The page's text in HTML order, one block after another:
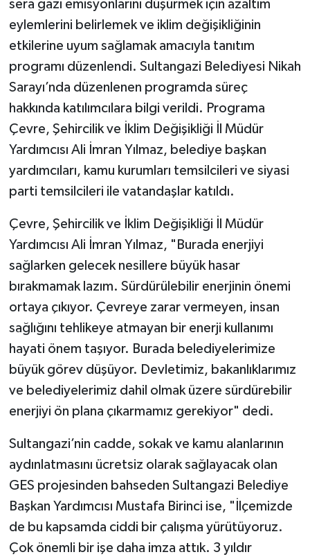
sera gazı emisyonlarını düşürmek için azaltım
eylemlerini belirlemek ve iklim değişikliğinin
etkilerine uyum sağlamak amacıyla tanıtım
programı düzenlendi. Sultangazi Belediyesi Nikah
Sarayı’nda düzenlenen programda süreç
hakkında katılımcılara bilgi verildi. Programa
Çevre, Şehircilik ve İklim Değişikliği İl Müdür
Yardımcısı Ali İmran Yılmaz, belediye başkan
yardımcıları, kamu kurumları temsilcileri ve siyasi
parti temsilcileri ile vatandaşlar katıldı.
Çevre, Şehircilik ve İklim Değişikliği İl Müdür
Yardımcısı Ali İmran Yılmaz, "Burada enerjiyi
sağlarken gelecek nesillere büyük hasar
bırakmamak lazım. Sürdürülebilir enerjinin önemi
ortaya çıkıyor. Çevreye zarar vermeyen, insan
sağlığını tehlikeye atmayan bir enerji kullanımı
hayati önem taşıyor. Burada belediyelerimize
büyük görev düşüyor. Devletimiz, bakanlıklarımız
ve belediyelerimiz dahil olmak üzere sürdürebilir
enerjiyi ön plana çıkarmamız gerekiyor" dedi.
Sultangazi’nin cadde, sokak ve kamu alanlarının
aydınlatmasını ücretsiz olarak sağlayacak olan
GES projesinden bahseden Sultangazi Belediye
Başkan Yardımcısı Mustafa Birinci ise, "İlçemizde
de bu kapsamda ciddi bir çalışma yürütüyoruz.
Çok önemli bir işe daha imza attık. 3 yıldır